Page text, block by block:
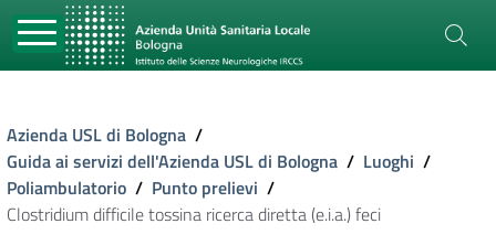
Azienda USL di Bologna /
Guida ai servizi dell'Azienda USL di Bologna / Luoghi /
Poliambulatorio / Punto prelievi /
Clostridium difficile tossina ricerca diretta (e.i.a.) feci